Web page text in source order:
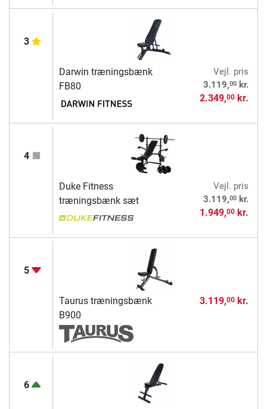
3
Darwin træningsbænk
FB80
Vejl. pris
3.119,00kr.
2.349,00kr.
4
Duke Fitness
træningsbænk sæt
Vejl. pris
3.119,00kr.
1.949,00kr.
5
Taurus træningsbænk
B900
3.119,00kr.
6